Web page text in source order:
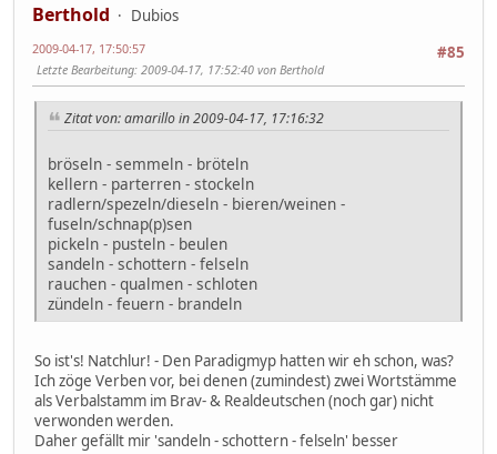
Berthold
Dubios
#85
2009-04-17, 17:50:57
Letzte Bearbeitung: 2009-04-17, 17:52:40 von Berthold
Zitat von: amarillo in 2009-04-17, 17:16:32
bröseln - semmeln - bröteln
kellern - parterren - stockeln
radlern/spezeln/dieseln - bieren/weinen -
fuseln/schnap(p)sen
pickeln - pusteln - beulen
sandeln - schottern - felseln
rauchen - qualmen - schloten
zündeln - feuern - brandeln
So ist's! Natchlur! - Den Paradigmyp hatten wir eh schon, was?
Ich zöge Verben vor, bei denen (zumindest) zwei Wortstämme
als Verbalstamm im Brav- & Realdeutschen (noch gar) nicht
verwonden werden.
Daher gefällt mir 'sandeln - schottern - felseln' besser